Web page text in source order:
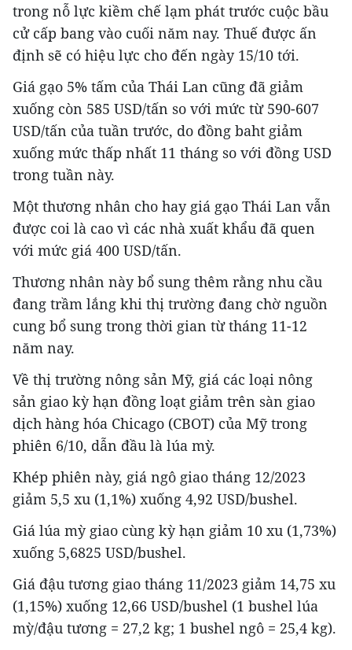
trong nỗ lực kiềm chế lạm phát trước cuộc bầu
cử cấp bang vào cuối năm nay. Thuế được ấn
định sẽ có hiệu lực cho đến ngày 15/10 tới.
Giá gạo 5% tấm của Thái Lan cũng đã giảm
xuống còn 585 USD/tấn so với mức từ 590-607
USD/tấn của tuần trước, do đồng baht giảm
xuống mức thấp nhất 11 tháng so với đồng USD
trong tuần này.
Một thương nhân cho hay giá gạo Thái Lan vẫn
được coi là cao vì các nhà xuất khẩu đã quen
với mức giá 400 USD/tấn.
Thương nhân này bổ sung thêm rằng nhu cầu
đang trầm lắng khi thị trường đang chờ nguồn
cung bổ sung trong thời gian từ tháng 11-12
năm nay.
Về thị trường nông sản Mỹ, giá các loại nông
sản giao kỳ hạn đồng loạt giảm trên sàn giao
dịch hàng hóa Chicago (CBOT) của Mỹ trong
phiên 6/10, dẫn đầu là lúa mỳ.
Khép phiên này, giá ngô giao tháng 12/2023
giảm 5,5 xu (1,1%) xuống 4,92 USD/bushel.
Giá lúa mỳ giao cùng kỳ hạn giảm 10 xu (1,73%)
xuống 5,6825 USD/bushel.
Giá đậu tương giao tháng 11/2023 giảm 14,75 xu
(1,15%) xuống 12,66 USD/bushel (1 bushel lúa
mỳ/đậu tương = 27,2 kg; 1 bushel ngô = 25,4 kg).